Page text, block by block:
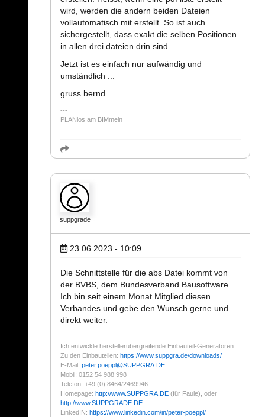
wird, werden die andern beiden Dateien
vollautomatisch mit erstellt. So ist auch
sichergestellt, dass exakt die selben Positionen
in allen drei dateien drin sind.
Jetzt ist es einfach nur aufwändig und
umständlich ...
gruss bernd
PLANlos am BIMmeln
suppgrade
23.06.2023 - 10:09
Die Schnittstelle für die abs Datei kommt von
der BVBS, dem Bundesverband Bausoftware.
Ich bin seit einem Monat Mitglied diesen
Verbandes und gebe den Wunsch gerne und
direkt weiter.
Ich entwickle herstellerübergreifende Einbauteil-Generatoren
Zu den Einbauteilen: https://www.suppgra.de/downloads/
E-Mail: peter.poeppl@SUPPGRA.DE
Mobil: 0152 54 988 998
Telefon: +49 (0) 8464/2469946
Homepage: http://www.SUPPGRA.DE (für Faule), oder
http://www.SUPPGRADE.DE
LinkedIN: https://www.linkedin.com/in/peter-poeppl/